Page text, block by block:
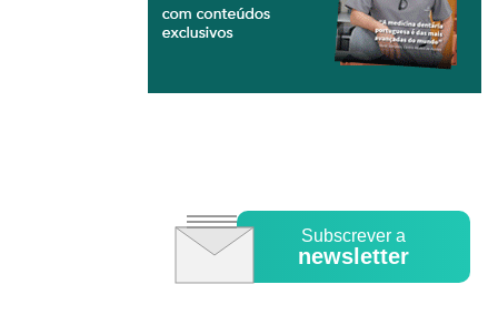
Subscrever a
newsletter